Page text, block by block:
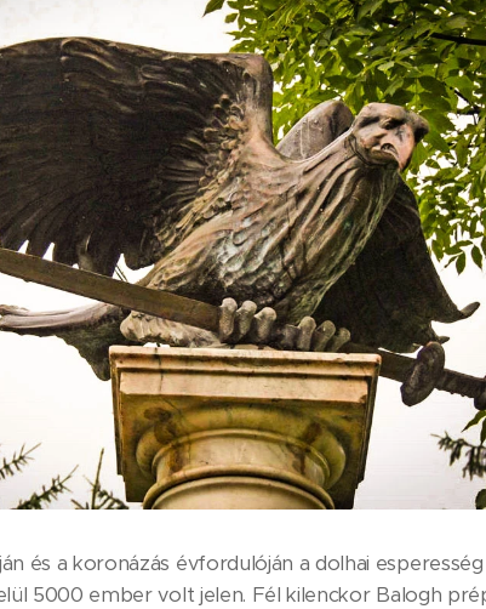
és a koronázás évfordulóján a dolhai
5000 ember volt jelen. Fél kilenckor Balogh